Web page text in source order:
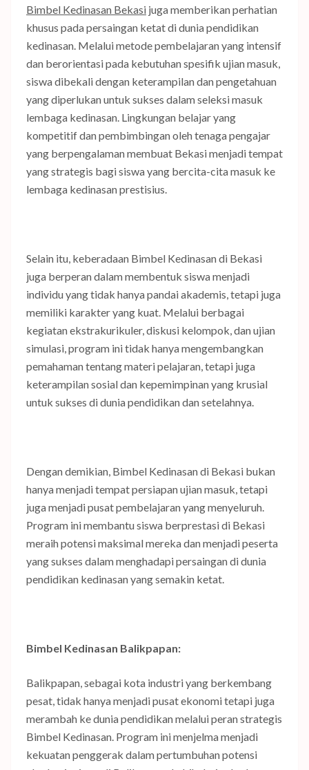
Bimbel Kedinasan Bekasi juga memberikan perhatian
khusus pada persaingan ketat di dunia pendidikan
kedinasan. Melalui metode pembelajaran yang intensif
dan berorientasi pada kebutuhan spesifik ujian masuk,
siswa dibekali dengan keterampilan dan pengetahuan
yang diperlukan untuk sukses dalam seleksi masuk
lembaga kedinasan. Lingkungan belajar yang
kompetitif dan pembimbingan oleh tenaga pengajar
yang berpengalaman membuat Bekasi menjadi tempat
yang strategis bagi siswa yang bercita-cita masuk ke
lembaga kedinasan prestisius.
Selain itu, keberadaan Bimbel Kedinasan di Bekasi
juga berperan dalam membentuk siswa menjadi
individu yang tidak hanya pandai akademis, tetapi juga
memiliki karakter yang kuat. Melalui berbagai
kegiatan ekstrakurikuler, diskusi kelompok, dan ujian
simulasi, program ini tidak hanya mengembangkan
pemahaman tentang materi pelajaran, tetapi juga
keterampilan sosial dan kepemimpinan yang krusial
untuk sukses di dunia pendidikan dan setelahnya.
Dengan demikian, Bimbel Kedinasan di Bekasi bukan
hanya menjadi tempat persiapan ujian masuk, tetapi
juga menjadi pusat pembelajaran yang menyeluruh.
Program ini membantu siswa berprestasi di Bekasi
meraih potensi maksimal mereka dan menjadi peserta
yang sukses dalam menghadapi persaingan di dunia
pendidikan kedinasan yang semakin ketat.
Bimbel Kedinasan Balikpapan:
Balikpapan, sebagai kota industri yang berkembang
pesat, tidak hanya menjadi pusat ekonomi tetapi juga
merambah ke dunia pendidikan melalui peran strategis
Bimbel Kedinasan. Program ini menjelma menjadi
kekuatan penggerak dalam pertumbuhan potensi